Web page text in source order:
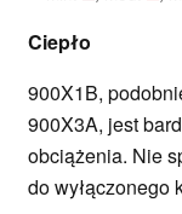
Ciepło
900X1B,
900X3A, jest
obciążenia. Nie
do wyłączonego